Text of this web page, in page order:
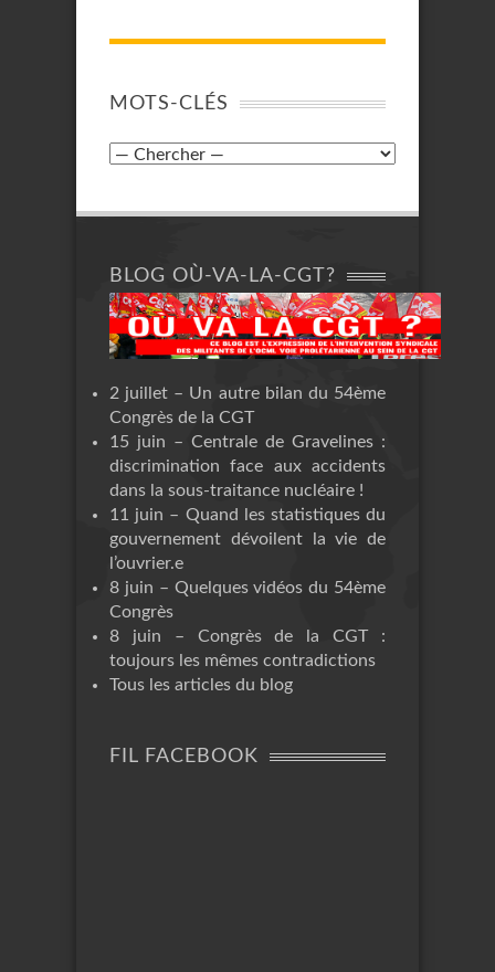
MOTS-CLÉS
BLOG OÙ-VA-LA-CGT?
2 juillet – Un autre bilan du 54ème
Congrès de la CGT
15 juin – Centrale de Gravelines :
discrimination face aux accidents
dans la sous-traitance nucléaire !
11 juin – Quand les statistiques du
gouvernement dévoilent la vie de
l’ouvrier.e
8 juin – Quelques vidéos du 54ème
Congrès
8 juin – Congrès de la CGT :
toujours les mêmes contradictions
Tous les articles du blog
FIL FACEBOOK